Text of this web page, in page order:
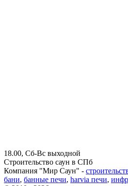
18.00, Сб-Вс выходной
Строительство саун в СПб
Компания "Мир Саун" -
бани, банные печи, harvia печи,